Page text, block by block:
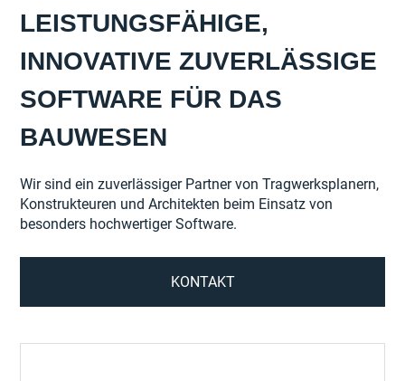
Datei herunterladen: https://www.fides-dvp.de/wp-
content/uploads/2023/03/324016647.mp4
LEISTUNGSFÄHIGE,
INNOVATIVE ZUVERLÄSSIGE
SOFTWARE FÜR DAS
BAUWESEN
Wir sind ein zuverlässiger Partner von Tragwerksplanern,
Konstrukteuren und Architekten beim Einsatz von
besonders hochwertiger Software.
KONTAKT